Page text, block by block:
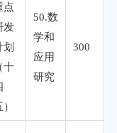
点
发
划
十
50.数
学和
应用
研究
300